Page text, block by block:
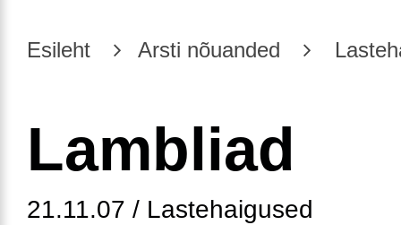
Esileht Arsti nõuanded
Lambliad
21.11.07 / Lastehaigused